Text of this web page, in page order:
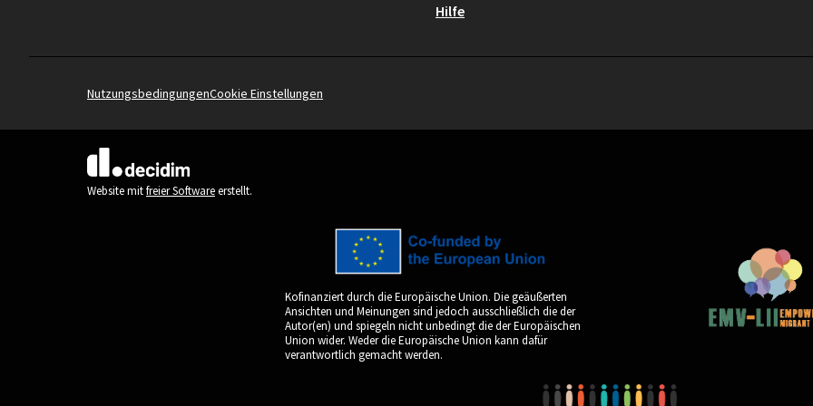
Hilfe
NutzungsbedingungenCookie Einstellungen
(Externer Link)
Website mitfreier Softwareerstellt.
Kofinanziert durch die Europäische Union. Die geäußerten
Ansichten und Meinungen sind jedoch ausschließlich die der
Autor(en) und spiegeln nicht unbedingt die der Europäischen
Union wider. Weder die Europäische Union kann dafür
verantwortlich gemacht werden.